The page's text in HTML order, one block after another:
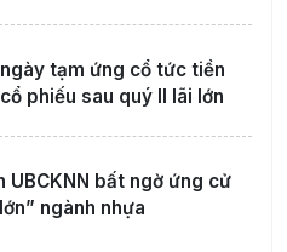
tạm ứng cổ tức tiền
phiếu sau quý II lãi lớn
UBCKNN bất ngờ ứng cử
ngành nhựa